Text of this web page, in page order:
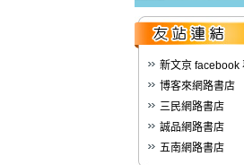
新文京 facebook
博客來網路書店
三民網路書店
誠品網路書店
五南網路書店